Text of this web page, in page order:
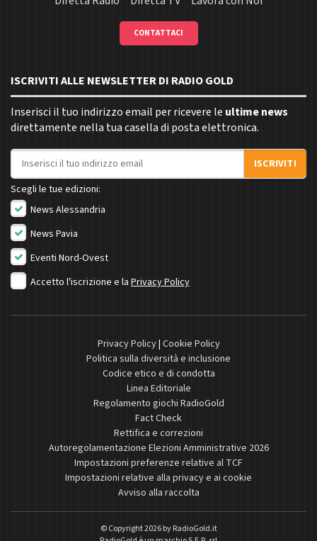
CONTATTACI
ISCRIVITI ALLE NEWSLETTER DI RADIO GOLD
Inserisci il tuo indirizzo email per ricevere le ultime news
direttamente nella tua casella di posta elettronica.
Indirizzo email
ISCRIVITI
Scegli le tue edizioni:
News Alessandria
News Pavia
Eventi Nord-Ovest
Accetto l'iscrizione e la Privacy Policy
Privacy Policy| Cookie Policy
Politica sulla diversità e inclusione
Codice etico e di condotta
Linea Editoriale
Regolamento giochi RadioGold
Fact Check
Rettifica e correzioni
Autoregolamentazione Elezioni Amministrative 2026
Impostazioni preferenze relative al TCF
Impostazioni relative alla privacy e ai cookie
Avviso alla raccolta
© Copyright 2026 byRadioGold.it